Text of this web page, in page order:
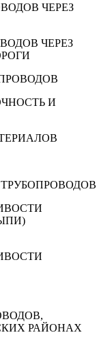
ЧЕРЕЗ
ЧЕРЕЗ
И
РАЙОНАХ